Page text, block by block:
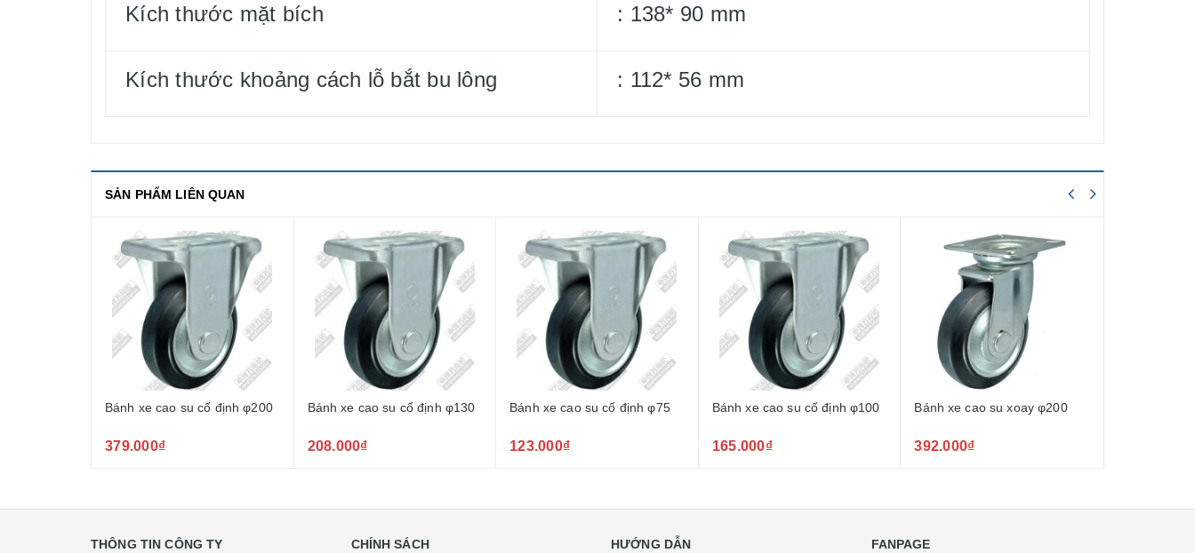
Kích thước mặt bích : 138* 90 mm
Kích thước khoảng cách lỗ bắt bu lông : 112* 56 mm
SẢN PHẨM LIÊN QUAN
Bánh xe cao su cố định φ200
379.000₫
Bánh xe cao su cố định φ130
208.000₫
Bánh xe cao su cố định φ75
123.000₫
Bánh xe cao su cố định φ100
165.000₫
Bánh xe cao su xoay φ200
392.000₫
THÔNG TIN CÔNG TY CHÍNH SÁCH HƯỚNG DẪN FANPAGE